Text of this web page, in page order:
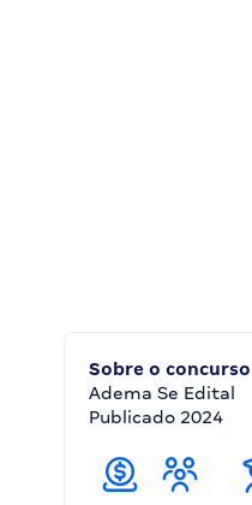
Sobre o concurso
Adema Se Edital
Publicado 2024